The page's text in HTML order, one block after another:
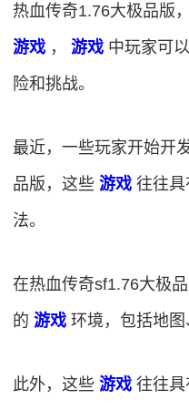
热血传奇1.76大极品版
游戏 ， 游戏 中玩家可
险和挑战。
最近，一些玩家开始开
品版，这些 游戏 往往
法。
在热血传奇sf1.76大极
的 游戏 环境，包括地图
此外，这些 游戏 往往